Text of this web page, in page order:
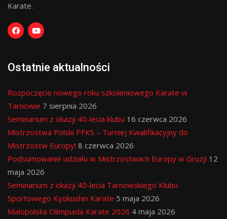
Karate.
Ostatnie aktualności
Rozpoczęcie nowego roku szkoleniowego Karate w
Tarnowie 7 sierpnia 2026
Seminarium z okazji 40-lecia klubu 16 czerwca 2026
Mistrzostwa Polski PFKS – Turniej Kwalifikacyjny do
Mistrzostw Europy! 8 czerwca 2026
Podsumowanie udziału w Mistrzostwach Europy w Gruzji 12
maja 2026
Seminarium z okazji 40-lecia Tarnowskiego Klubu
Sportowego Kyokushin Karate 5 maja 2026
Małopolska Olimpiada Karate 2026 4 maja 2026